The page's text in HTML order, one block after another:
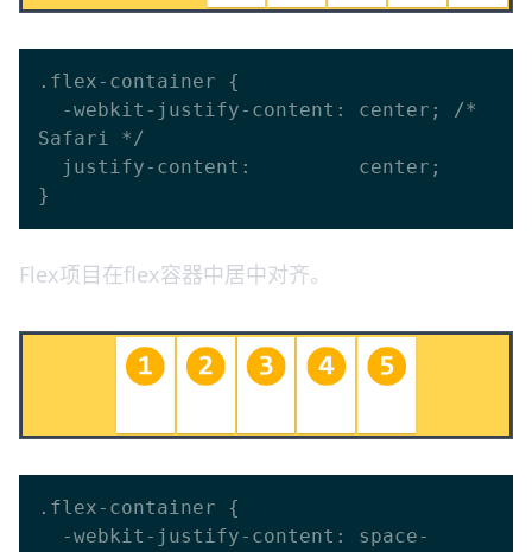
.flex-container {
Safari */
Flex项目在flex容器中居中对齐。
.flex-container {